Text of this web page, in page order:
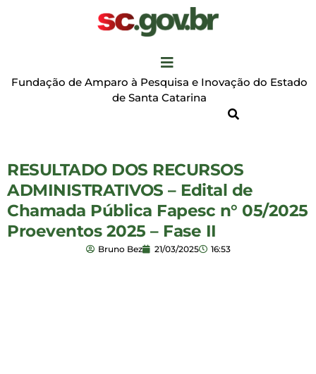
Fundação de Amparo à Pesquisa e Inovação do Estado
de Santa Catarina
RESULTADO DOS RECURSOS
ADMINISTRATIVOS – Edital de
Chamada Pública Fapesc n° 05/2025
Proeventos 2025 – Fase II
Bruno Bez 21/03/2025 16:53